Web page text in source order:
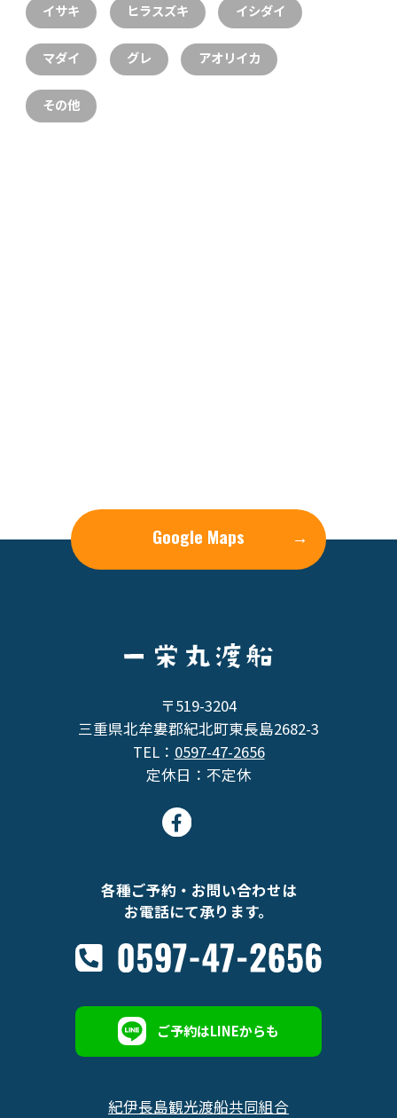
イサキ ヒラスズキ イシダイ
マダイ グレ アオリイカ
その他
Google Maps →
〒519-3204
三重県北牟婁郡紀北町東長島2682-3
TEL： 0597-47-2656
定休日：不定休
各種ご予約・お問い合わせは
お電話にて承ります。
ご予約はLINEからも
紀伊長島観光渡船共同組合